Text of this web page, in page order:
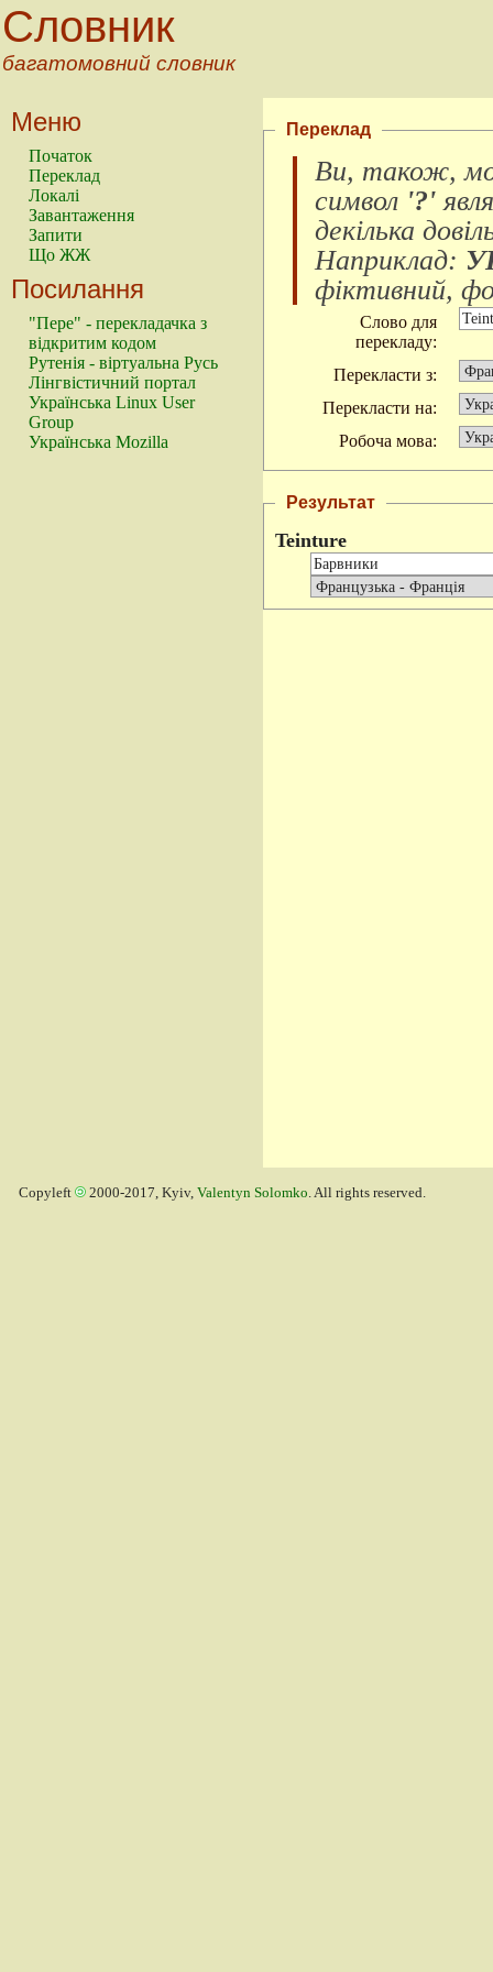
Словник
багатомовний словник
Меню
Початок
Переклад
Локалі
Завантаження
Запити
Що ЖЖ
Посилання
"Пере" - перекладачка з
відкритим кодом
Рутенія - віртуальна Русь
Лінгвістичний портал
Українська Linux User
Group
Українська Mozilla
Переклад
Ви, також,
символ '?'
декілька
Наприклад:
фіктивний,
Слово для
перекладу:
Перекласти з:
Перекласти на:
Робоча мова:
Результат
Teinture
Copyleft 2000-2017, Kyiv, Valentyn Solomko. All rights reserved.